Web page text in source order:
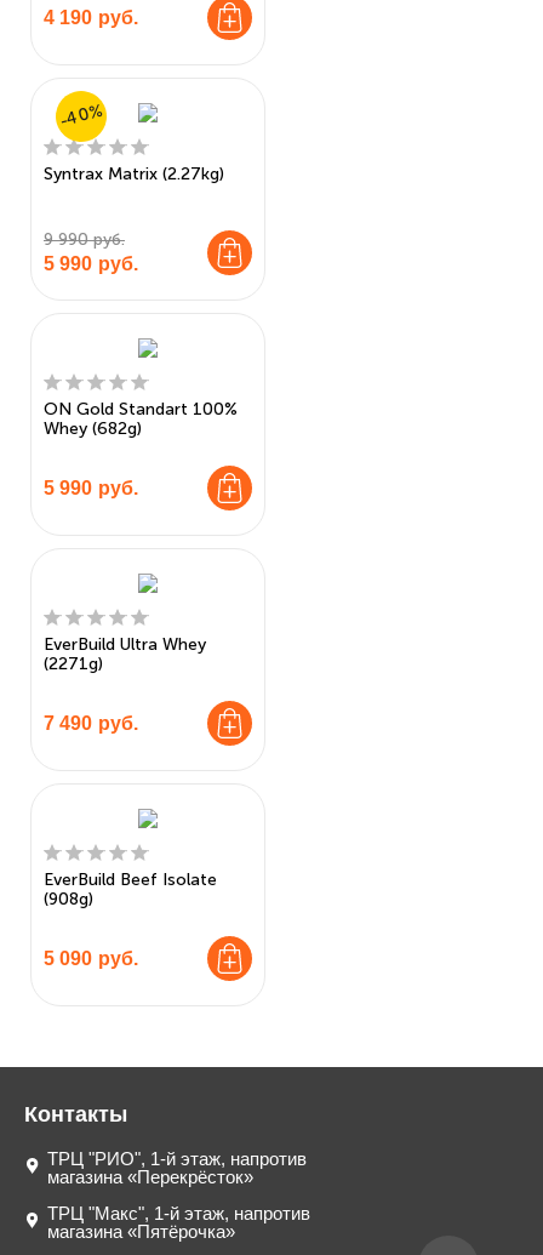
4 190 руб.
Syntrax Matrix (2.27kg)
9 990 руб.
5 990 руб.
-40%
ON Gold Standart 100%
Whey (682g)
5 990 руб.
EverBuild Ultra Whey
(2271g)
7 490 руб.
EverBuild Beef Isolate
(908g)
5 090 руб.
Контакты
ТРЦ "РИО", 1-й этаж, напротив
магазина «Перекрёсток»
ТРЦ "Макс", 1-й этаж, напротив
магазина «Пятёрочка»